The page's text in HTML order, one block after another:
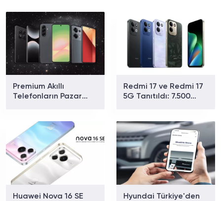
Premium Akıllı
Telefonların Pazar
Redmi 17 ve Redmi 17
5G Tanıtıldı: 7.500
Fiyat
Huawei Nova 16 SE
Hyundai Türkiye'den